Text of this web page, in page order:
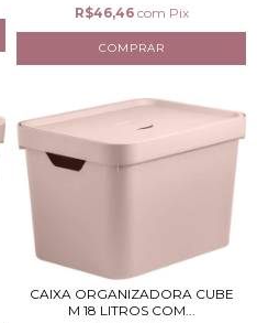
R$46,46 com Pix
CAIXA ORGANIZADORA CUBE
M 18 LITROS COM...